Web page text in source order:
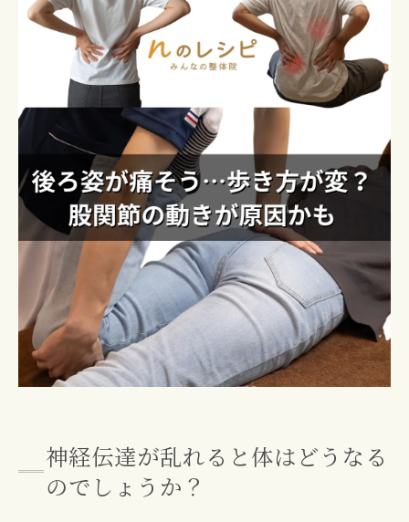
神経伝達が乱れると体はどうなる
のでしょうか？